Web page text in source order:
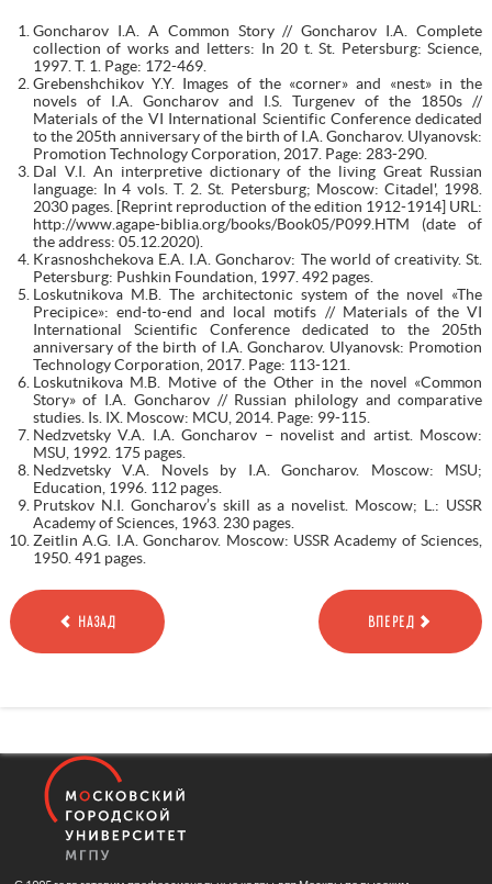
Goncharov I.A. A Common Story // Goncharov I.A. Complete
collection of works and letters: In 20 t. St. Petersburg: Science,
1997. T. 1. Page: 172-469.
Grebenshchikov Y.Y. Images of the «corner» and «nest» in the
novels of I.A. Goncharov and I.S. Turgenev of the 1850s //
Materials of the VI International Scientific Conference dedicated
to the 205th anniversary of the birth of I.A. Goncharov. Ulyanovsk:
Promotion Technology Corporation, 2017. Page: 283-290.
Dal V.I. An interpretive dictionary of the living Great Russian
language: In 4 vols. T. 2. St. Petersburg; Moscow: Citadel', 1998.
2030 pages. [Reprint reproduction of the edition 1912-1914] URL:
http://www.agape-biblia.org/books/Book05/P099.HTM (date of
the address: 05.12.2020).
Krasnoshchekova E.A. I.A. Goncharov: The world of creativity. St.
Petersburg: Pushkin Foundation, 1997. 492 pages.
Loskutnikova M.B. The architectonic system of the novel «The
Precipice»: end-to-end and local motifs // Materials of the VI
International Scientific Conference dedicated to the 205th
anniversary of the birth of I.A. Goncharov. Ulyanovsk: Promotion
Technology Corporation, 2017. Page: 113-121.
Loskutnikova M.B. Motive of the Other in the novel «Common
Story» of I.A. Goncharov // Russian philology and comparative
studies. Is. IX. Moscow: MСU, 2014. Page: 99-115.
Nedzvetsky V.A. I.A. Goncharov – novelist and artist. Moscow:
MSU, 1992. 175 pages.
Nedzvetsky V.A. Novels by I.A. Goncharov. Moscow: MSU;
Education, 1996. 112 pages.
Prutskov N.I. Goncharov’s skill as a novelist. Moscow; L.: USSR
Academy of Sciences, 1963. 230 pages.
Zeitlin A.G. I.A. Goncharov. Moscow: USSR Academy of Sciences,
1950. 491 pages.
НАЗАД ВПЕРЕД